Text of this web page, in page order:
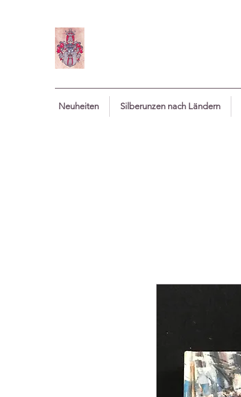
Neuheiten Silberunzen nach Ländern